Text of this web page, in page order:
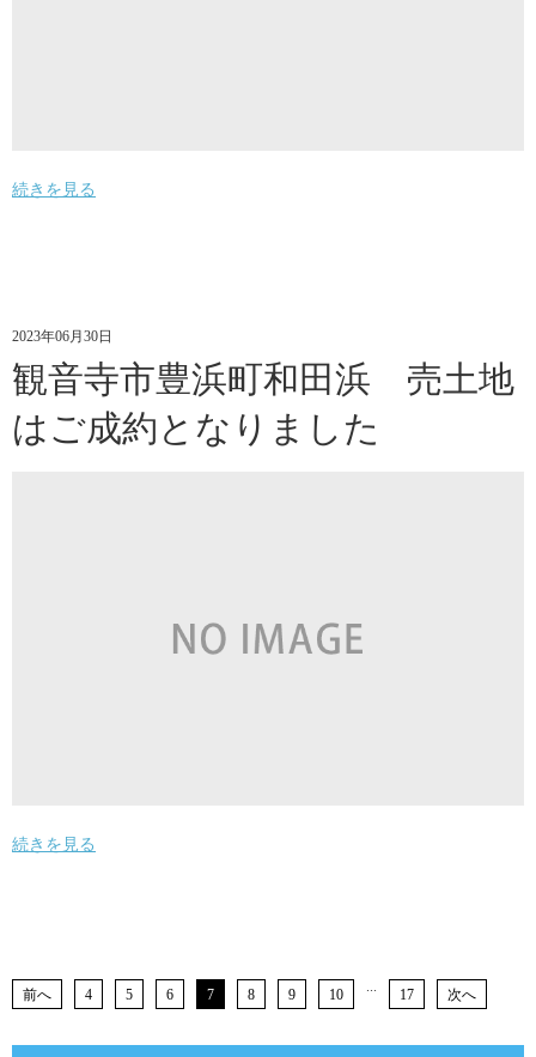
続きを見る
2023年06月30日
観音寺市豊浜町和田浜 売土地
はご成約となりました
続きを見る
前へ 4 5 6 7 8 9 10 17 次へ